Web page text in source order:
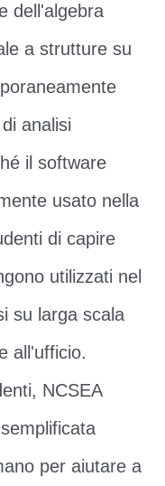
dell'algebra
a strutture su
analisi
il software
usato nella
di capire
utilizzati nel
su larga scala
all'ufficio.
NCSEA
per aiutare a